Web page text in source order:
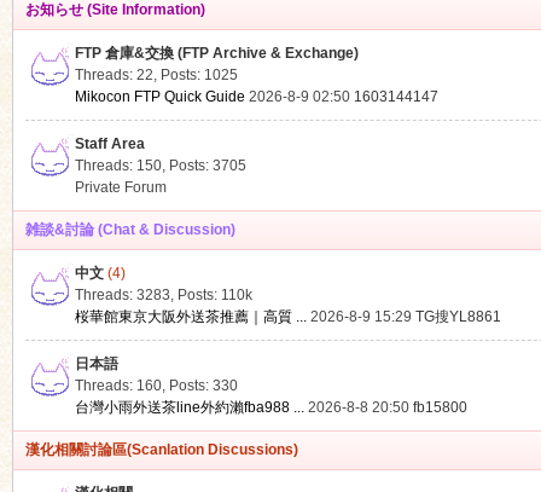
お知らせ (Site Information)
FTP 倉庫&交換 (FTP Archive & Exchange)
Threads: 22, Posts: 1025
Mikocon FTP Quick Guide 2026-8-9 02:50 1603144147
Staff Area
Threads: 150, Posts: 3705
Private Forum
雑談&討論 (Chat & Discussion)
中文(4)
Threads: 3283, Posts: 110k
桜華館東京大阪外送茶推薦｜高質 ... 2026-8-9 15:29 TG搜YL8861
日本語
Threads: 160, Posts: 330
台灣小雨外送茶line外約瀨fba988 ... 2026-8-8 20:50 fb15800
漢化相關討論區(Scanlation Discussions)